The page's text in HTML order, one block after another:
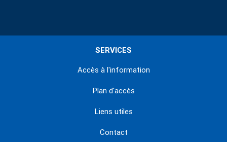
SERVICES
Accès à l'information
Plan d'accès
Liens utiles
Contact